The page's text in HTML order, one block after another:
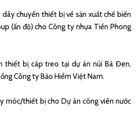
chuyển thiết bị về sản xuất chế biến
(ấn độ) cho Công ty nhựa Tiền Phong
thiết bị cáp treo tại dự án núi Bà Đen,
Công ty Bảo Hiểm Việt Nam.
móc/thiết bị cho Dự án công viên nước